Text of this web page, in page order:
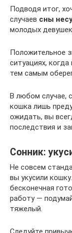
Подводя итог,
случаев сны
молодых
Положительное
ситуациях,
тем самым
В любом случае,
кошка лишь
ожидать, вы
последствия и
Сонник:
Не совсем
вы укусили
бесконечная
работу —
тяжелый.